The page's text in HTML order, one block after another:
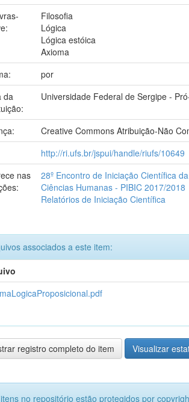
Filosofia
Lógica
Lógica estóica
Axioma
por
da
Universidade Federal de Sergipe -
Creative Commons Atribuição-Não
http://ri.ufs.br/jspui/handle/riufs/10649
nas
28º Encontro de Iniciação Científica
Ciências Humanas - PIBIC 2017/2018
Relatórios de Iniciação Científica
associados a este item:
registro completo do item Visualizar
no repositório estão protegidos por